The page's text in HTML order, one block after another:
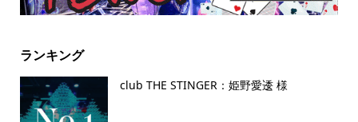
ランキング
club THE STINGER：姫野愛逶 様